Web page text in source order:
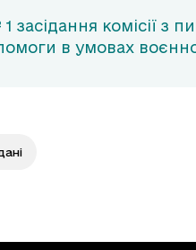
засідання комісії з
в умовах